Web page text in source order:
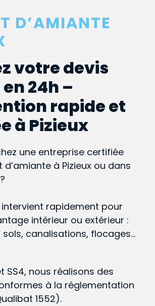
D’AMIANTE
votre devis
24h –
rapide et
à Pizieux
une entreprise certifiée
à Pizieux ou dans
rapidement pour
intérieur ou extérieur :
sols, canalisations, flocages…
SS4, nous réalisons des
à la réglementation
1552).